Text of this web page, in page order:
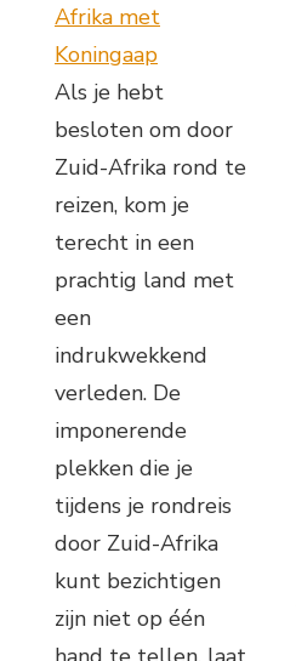
Afrika met
Koningaap
Als je hebt
besloten om door
Zuid-Afrika rond te
reizen, kom je
terecht in een
prachtig land met
een
indrukwekkend
verleden. De
imponerende
plekken die je
tijdens je rondreis
door Zuid-Afrika
kunt bezichtigen
zijn niet op één